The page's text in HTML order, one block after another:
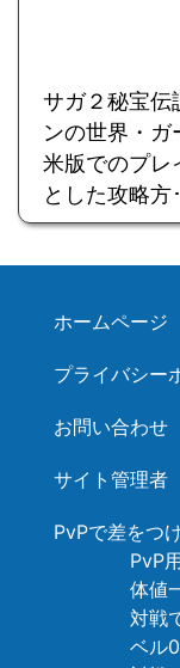
サガ２秘宝伝
ンの世界・
米版でのプレ
とした攻略方
ホームページ
プライバシー
お問い合わせ
サイト管理者
PvPで差をつ
PvP
体値
対戦
ベル